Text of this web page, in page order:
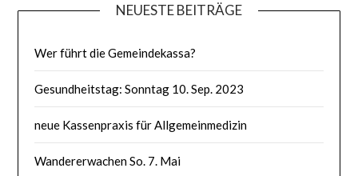
NEUESTE BEITRÄGE
Wer führt die Gemeindekassa?
Gesundheitstag: Sonntag 10. Sep. 2023
neue Kassenpraxis für Allgemeinmedizin
Wandererwachen So. 7. Mai